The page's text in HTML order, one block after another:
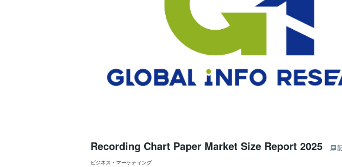
Recording Chart Paper Market Size Report 2025
ビジネス・マーケティング